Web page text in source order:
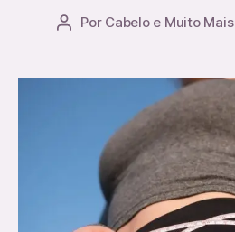
Autor
Por Cabelo e Muito Mais